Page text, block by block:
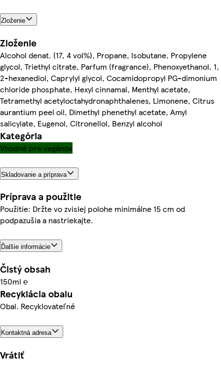
Zloženie
Zloženie
Alcohol denat. (17, 4 vol%), Propane, Isobutane, Propylene
glycol, Triethyl citrate, Parfum (fragrance), Phenoxyethanol, 1,
2-hexanediol, Caprylyl glycol, Cocamidopropyl PG-dimonium
chloride phosphate, Hexyl cinnamal, Menthyl acetate,
Tetramethyl acetyloctahydronaphthalenes, Limonene, Citrus
aurantium peel oil, Dimethyl phenethyl acetate, Amyl
salicylate, Eugenol, Citronellol, Benzyl alcohol
Kategória
Vhodné pre vegánov
Skladovanie a príprava
Príprava a použitie
Použitie: Držte vo zvislej polohe minimálne 15 cm od
podpazušia a nastriekajte.
Ďalšie informácie
Čistý obsah
150ml ℮
Recyklácia obalu
Obal. Recyklovateľné
Kontaktná adresa
Vrátiť